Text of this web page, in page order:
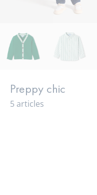
Preppy chic
5 articles